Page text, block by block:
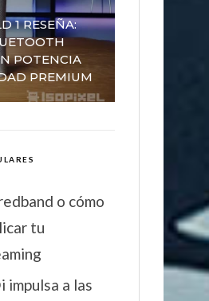
1 RESEÑA:
POTENCIA
PREMIUM
o cómo
tu
impulsa a las